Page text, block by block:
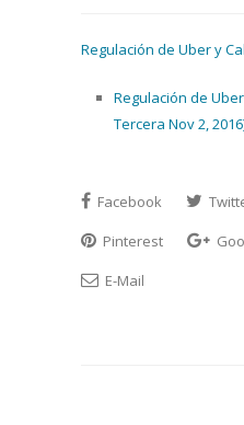
Regulación de Uber y
Regulación de
Tercera Nov 2,
Facebook
Pinterest
E-Mail